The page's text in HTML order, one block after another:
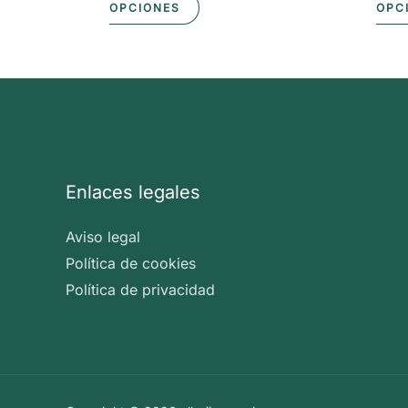
OPCIONES
Este
múltiples
se
la
Enlaces legales
Aviso legal
Política de cookies
Política de privacidad